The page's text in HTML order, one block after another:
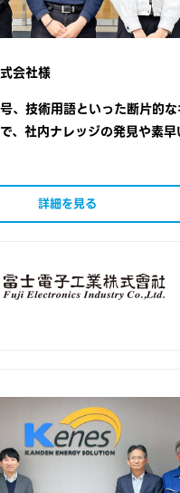
会社様
、技術用語といった断片的
、社内ナレッジの発見や素
詳細を見る